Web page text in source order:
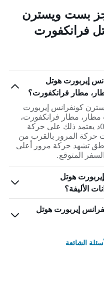
بست ويسترن
فرانكفورت
إيربورت هوتل
مطار فرانكفورت؟
بست ويسترن كونفرانس إيربورت
مطار فرانكفورت،
تستغرق القيادة عادةً حوالي 0س 08د يعتمد ذلك على حركة
حركة المرور بالقرب من
تشهد حركة مرور أعلى
المتوقع.
هوتل
الأليفة؟
إيربورت هوتل
الشائعة